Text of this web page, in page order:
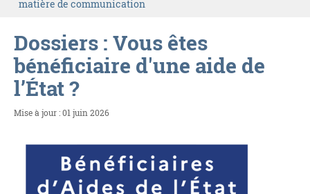
matière de communication
Dossiers : Vous êtes
bénéficiaire d'une aide de
l’État ?
Mise à jour : 01 juin 2026